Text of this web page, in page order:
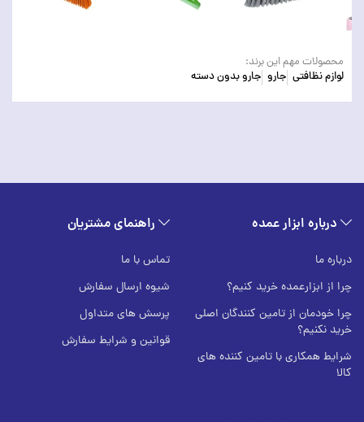
محصولات مهم این برند:
لوازم نظافتی جارو جارو بدون دسته
درباره ابزار عمده
درباره ما
چرا از ابزارعمده خرید کنیم؟
چرا خودمان از تامین کنندگان اصلی
خرید نکنیم؟
شرایط همکاری با تامین کننده های
کالا
راهنمای مشتریان
تماس با ما
شیوه ارسال سفارش
پرسش های متداول
قوانین و شرایط سفارش